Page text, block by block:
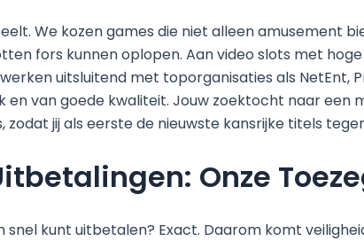
We kozen games die niet alleen amusement
fors kunnen oplopen. Aan video slots met
uitsluitend met toporganisaties als NetEnt,
en van goede kwaliteit. Jouw zoektocht naar een
jij als eerste de nieuwste kansrijke titels
Onze
snel kunt uitbetalen? Exact. Daarom komt